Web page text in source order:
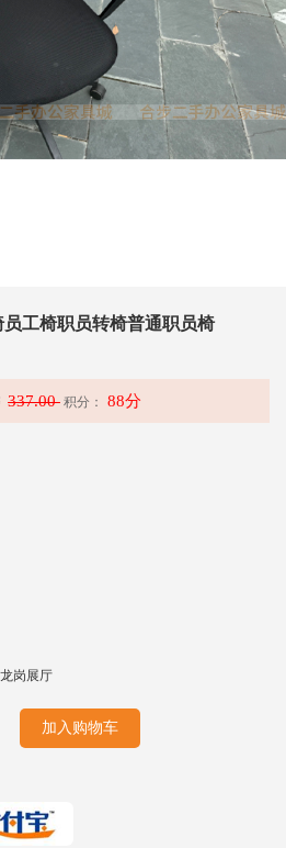
工椅职员转椅普通职员椅
337.00 积分： 88分
岗展厅
加入购物车